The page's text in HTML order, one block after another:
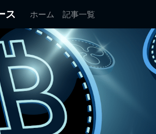
ス ホーム 記事一覧